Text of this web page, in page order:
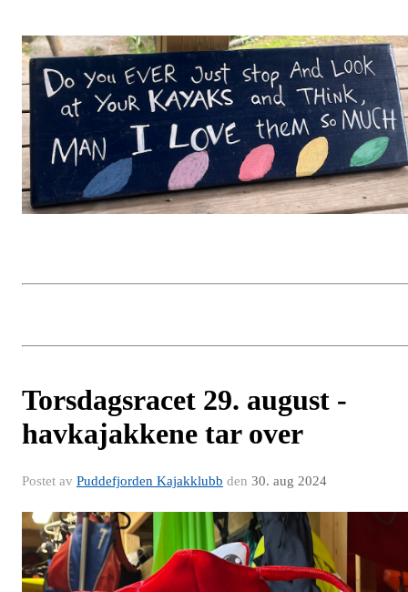
Torsdagsracet 29. august -
havkajakkene tar over
Postet av Puddefjorden Kajakklubb den 30. aug 2024